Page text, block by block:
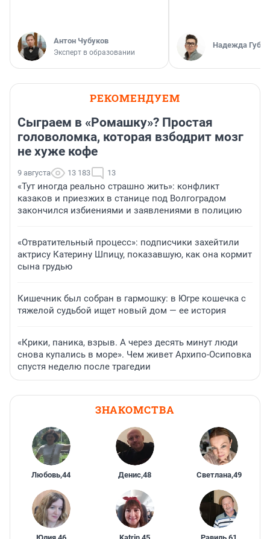
Антон Чубуков
Эксперт в образовании
Надежда
РЕКОМЕНДУЕМ
Сыграем в «Ромашку»? Простая
головоломка, которая взбодрит мозг
не хуже кофе
9 августа 13 183 13
«Тут иногда реально страшно жить»: конфликт
казаков и приезжих в станице под Волгоградом
закончился избиениями и заявлениями в полицию
«Отвратительный процесс»: подписчики захейтили
актрису Катерину Шпицу, показавшую, как она кормит
сына грудью
Кишечник был собран в гармошку: в Югре кошечка с
тяжелой судьбой ищет новый дом — ее история
«Крики, паника, взрыв. А через десять минут люди
снова купались в море». Чем живет Архипо-Осиповка
спустя неделю после трагедии
ЗНАКОМСТВА
Любовь,44 Денис,48 Светлана,49